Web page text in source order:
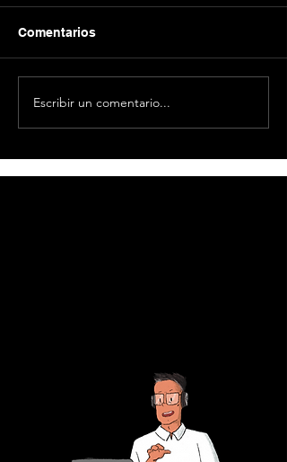
Galvánica
Comentarios
Escribir un comentario...